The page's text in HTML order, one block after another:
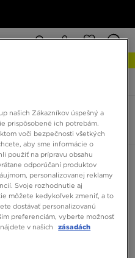
Stratus
Filtrovať
našich Zákazníkov úspešný a
prispôsobené ich potrebám.
voči bezpečnosti všetkých
aby sme informácie o
použiť na prípravu obsahu
odporúčaní produktov
personalizovanej reklamy
Svoje rozhodnutie aj
môžete kedykoľvek zmeniť, a to
dostávať personalizovanú
preferenciám, vyberte možnosť
v našich
zásadách